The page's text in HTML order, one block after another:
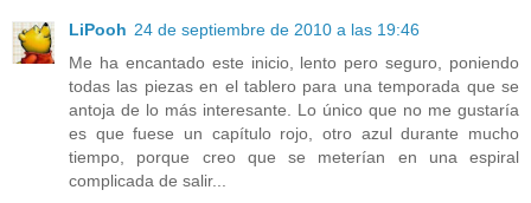
LiPooh 24 de septiembre de 2010 a las 19:46
Me ha encantado este inicio, lento pero seguro, poniendo
todas las piezas en el tablero para una temporada que se
antoja de lo más interesante. Lo único que no me gustaría
es que fuese un capítulo rojo, otro azul durante mucho
tiempo, porque creo que se meterían en una espiral
complicada de salir...